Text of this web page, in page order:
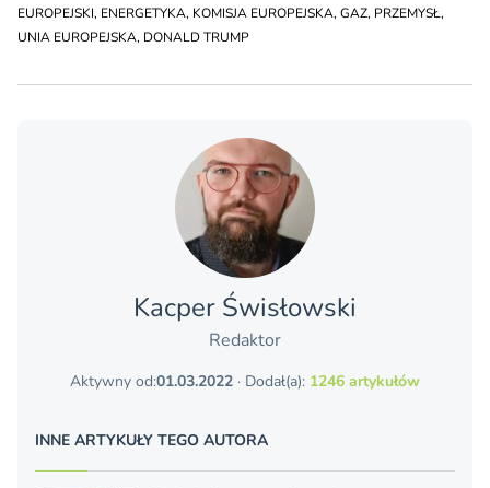
EUROPEJSKI, ENERGETYKA, KOMISJA EUROPEJSKA, GAZ, PRZEMYSŁ,
UNIA EUROPEJSKA, DONALD TRUMP
Kacper Świsło­wski
Redaktor
Aktywny od:01.03.2022 · Dodał(a): 1246 artykułów
INNE ARTYKUŁY TEGO AUTORA